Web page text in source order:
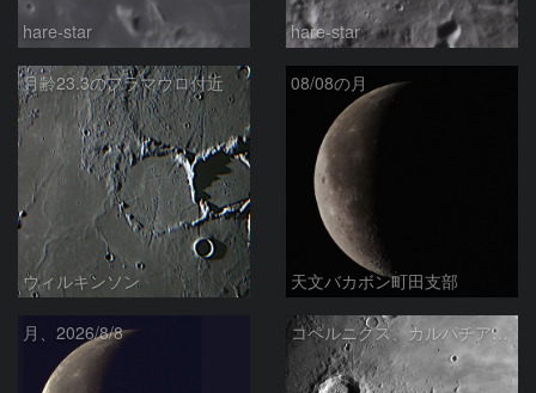
hare-star hare-star
月齢23.3のフラマウロ付近
ウィルキンソン
08/08の月
天文バカボン町田支部
月、2026/8/8 コペルニクス、カルパチア山脈付近